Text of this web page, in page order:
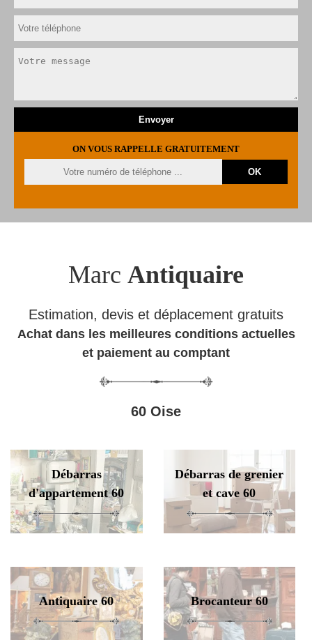
ON VOUS RAPPELLE GRATUITEMENT
Marc Antiquaire
Estimation, devis et déplacement gratuits
Achat dans les meilleures conditions actuelles
et paiement au comptant
60 Oise
Débarras
d'appartement 60
Débarras de grenier
et cave 60
Antiquaire 60 Brocanteur 60